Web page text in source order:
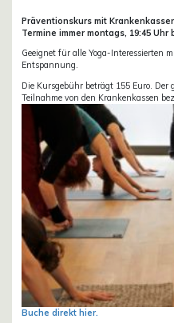
Präventionskurs mit
Termine immer montags, 19:45 Uhr
Geeignet für alle Yoga-Interessierten
Entspannung.
Die Kursgebühr beträgt 155 Euro.
Teilnahme von den Krankenkassen
Buche direkt hier.